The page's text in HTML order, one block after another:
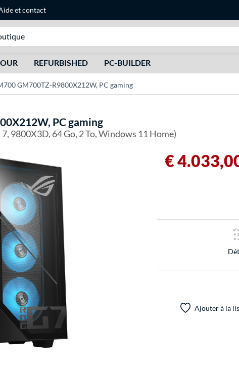
etcontact
REFURBISHED PC-BUILDER
GM700TZ-R9800X212W, PC gaming
PC gaming
9800X3D, 64 Go, 2 To, Windows 11 Home)
€
Ajouter à la